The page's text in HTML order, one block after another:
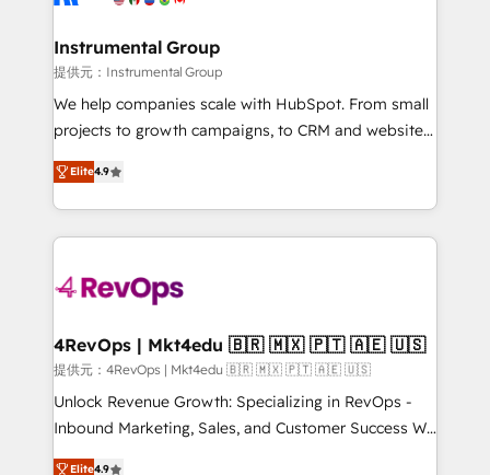
agency for a growth problem. Hire a partner built to
Premier Partner 2023 🌟5 HubSpot Accreditations 🌟
Won HubSpot Theme Challenge 2021 🌟INBOUND’19
HubSpot Rising Star Why us? Harnessing the full
potential of the powerful HubSpot CRM. ✔️A team of
HubSpot experience ✔️Flexible pricing models —
Hourly-fee (assigned one Dedicated HubSpot
requirement). ✔️Helped over 25,000+ customers so
far with our HubSpot solutions. ✔️Bespoke apps &
on-demand bundle services. Connect with us today!
Instrumental Group
提供元：Instrumental Group
We help companies scale with HubSpot. From small
projects to growth campaigns, to CRM and websites.
Hire an agency that's experienced in every inch of
HubSpot and willing to work hand-in-hand with your
team to simplify the complex and build a better
experience for your team and customers.
Elite4.9
4RevOps | Mkt4edu 🇧🇷 🇲🇽 🇵🇹 🇦🇪 🇺🇸
提供元：4RevOps | Mkt4edu 🇧🇷 🇲🇽 🇵🇹 🇦🇪 🇺🇸
Unlock Revenue Growth: Specializing in RevOps -
Inbound Marketing, Sales, and Customer Success We
specialize in driving revenue growth for companies
Elite4.9